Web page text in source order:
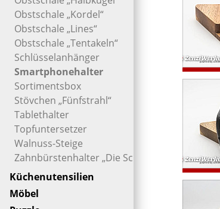
Obstschale „Kordel“
Obstschale „Lines“
Obstschale „Tentakeln“
Schlüsselanhänger
Smartphonehalter
Sortimentsbox
Stövchen „Fünfstrahl“
Tablethalter
Topfuntersetzer
Walnuss-Steige
Zahnbürstenhalter „Die Schnauze“
Küchenutensilien
Möbel